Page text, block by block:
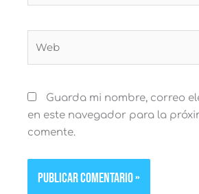
Guarda mi nombre, correo
en este navegador para la
comente.